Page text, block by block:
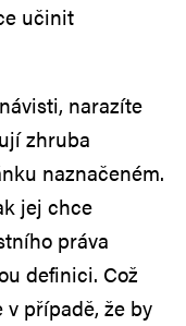
učinit
narazíte
zhruba
naznačeném.
jej chce
práva
definici. Což
v případě, že by